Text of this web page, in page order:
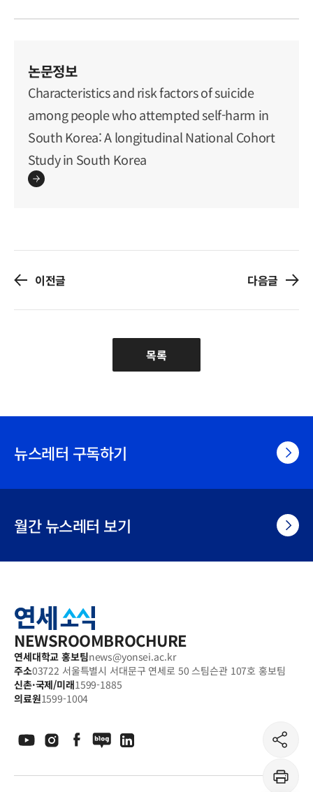
논문정보
Characteristics and risk factors of suicide
among people who attempted self-harm in
South Korea: A longitudinal National Cohort
Study in South Korea
이전글 다음글
목록
기
뉴스레터 구독하기
월간 뉴스레터 보기
연
세
소
식
NEWSROOMBROCHURE
연세대학교 홍보팀news@yonsei.ac.kr
주소03722 서울특별시 서대문구 연세로 50 스팀슨관 107호 홍보팀
신촌·국제/미래1599-1885
의료원1599-1004